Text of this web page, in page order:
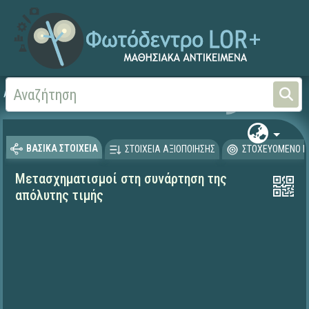
Αρχική ΕΡΓΑ ΙΤΥΕ 1996-2008
ΒΑΣΙΚΑ ΣΤΟΙΧΕΙΑ ΣΤΟΙΧΕΙΑ ΑΞΙΟΠΟΙΗΣΗΣ ΣΤΟΧΕΥΟΜΕΝΟ
Μετασχηματισμοί στη συνάρτηση της
απόλυτης τιμής